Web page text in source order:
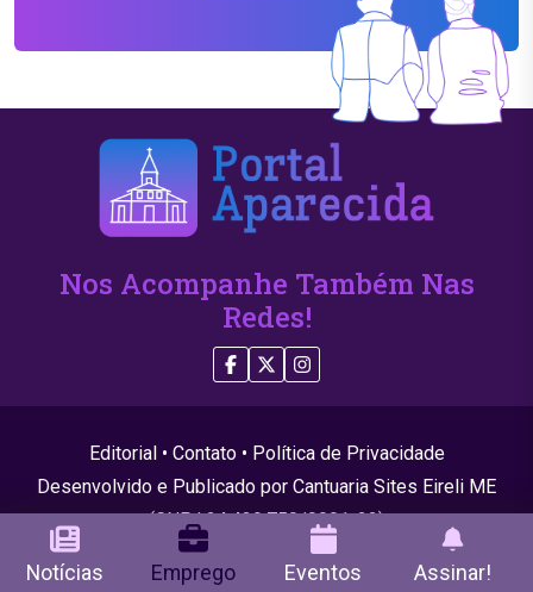
Nos Acompanhe Também Nas
Redes!
Editorial • Contato• Política de Privacidade
Desenvolvido e Publicado por Cantuaria Sites Eireli ME
(CNPJ 24.439.750/0001-22)
© 2026 Todos os direitos reservados
Notícias Emprego Eventos Assinar!